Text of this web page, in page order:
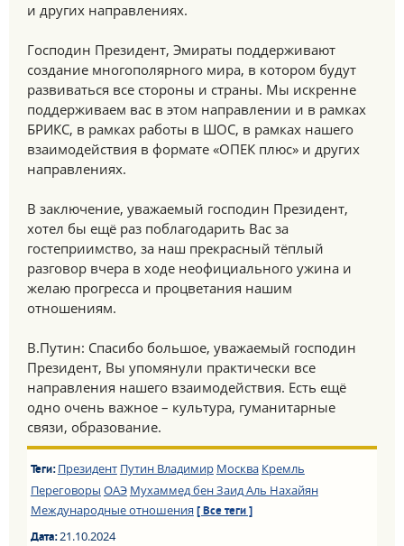
и других направлениях.
Господин Президент, Эмираты поддерживают
создание многополярного мира, в котором будут
развиваться все стороны и страны. Мы искренне
поддерживаем вас в этом направлении и в рамках
БРИКС, в рамках работы в ШОС, в рамках нашего
взаимодействия в формате «ОПЕК плюс» и других
направлениях.
В заключение, уважаемый господин Президент,
хотел бы ещё раз поблагодарить Вас за
гостеприимство, за наш прекрасный тёплый
разговор вчера в ходе неофициального ужина и
желаю прогресса и процветания нашим
отношениям.
В.Путин: Спасибо большое, уважаемый господин
Президент, Вы упомянули практически все
направления нашего взаимодействия. Есть ещё
одно очень важное – культура, гуманитарные
связи, образование.
Теги: Президент Путин Владимир Москва Кремль
Переговоры ОАЭ Мухаммед бен Заид Аль Нахайян
Международные отношения [ Все теги ]
Дата:21.10.2024